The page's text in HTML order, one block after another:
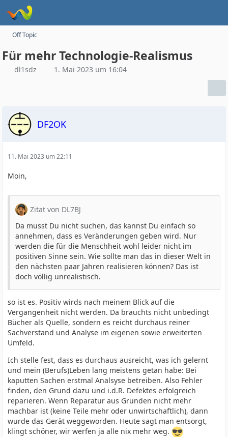
Off Topic
Für mehr Technologie-Realismus
dl1sdz 1. Mai 2023 um 16:04
DF2OK
11. Mai 2023 um 22:11
Moin,
Zitat von DL7BJ
Da musst Du nicht suchen, das kannst Du einfach so
annehmen, dass es Veränderungen geben wird. Nur
werden die für die Menschheit wohl leider nicht im
positiven Sinne sein. Wie sollte man das in dieser Welt in
den nächsten paar Jahren realisieren können? Das ist
doch völlig unrealistisch.
so ist es. Positiv wirds nach meinem Blick auf die
Vergangenheit nicht werden. Da brauchts nicht unbedingt
Bücher als Quelle, sondern es reicht durchaus reiner
Sachverstand und Analyse im eigenen sowie erweiterten
Umfeld.
Ich stelle fest, dass es durchaus ausreicht, was ich gelernt
und mein (Berufs)Leben lang meistens getan habe: Bei
kaputten Sachen erstmal Analsyse betreiben. Also Fehler
finden, den Grund dazu und i.d.R. Defektes erfolgreich
reparieren. Wenn Reparatur aus Gründen nicht mehr
machbar ist (keine Teile mehr oder unwirtschaftlich), dann
wurde das Gerät weggeworden. Heute sagt man entsorgt,
klingt schöner, wir werfen ja alle nix mehr weg.